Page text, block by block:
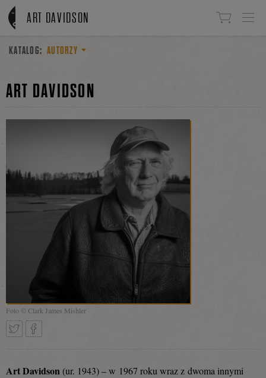
Linki do przejścia
ART DAVIDSON
KATALOG: AUTORZY
ART DAVIDSON
Foto © Clark James Mishler
Art Davidson (ur. 1943) – w 1967 roku wraz z dwoma innymi